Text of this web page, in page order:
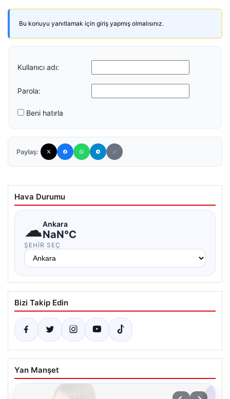
Bu konuyu yanıtlamak için giriş yapmış olmalısınız.
Kullanıcı adı:
Parola:
Beni hatırla
Paylaş:
Hava Durumu
☁Ankara
NaN°C
ŞEHIR SEÇ
Bizi Takip Edin
Yan Manşet